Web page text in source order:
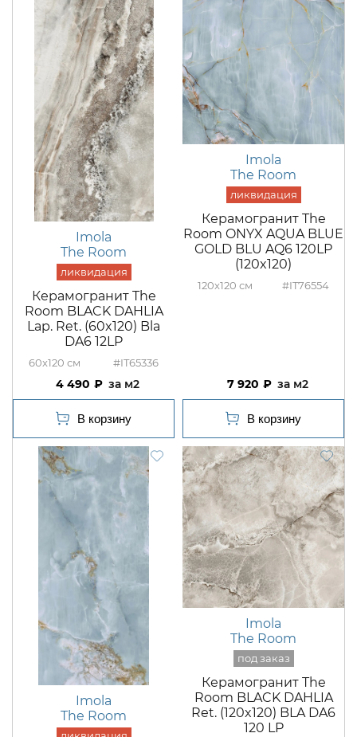
Imola
The Room
Керамогранит The
Room BLACK DAHLIA
Lap. Ret. (60x120) Bla
DA6 12LP
60x120 #IT65336
4 490 м2
Imola
The Room
Керамогранит The
Room ONYX AQUA BLUE
GOLD BLU AQ6 120LP
(120x120)
120x120 #IT76554
7 920 м2
Imola
The Room
Imola
The Room
Керамогранит The
Room BLACK DAHLIA
Ret. (120x120) BLA DA6
120 LP